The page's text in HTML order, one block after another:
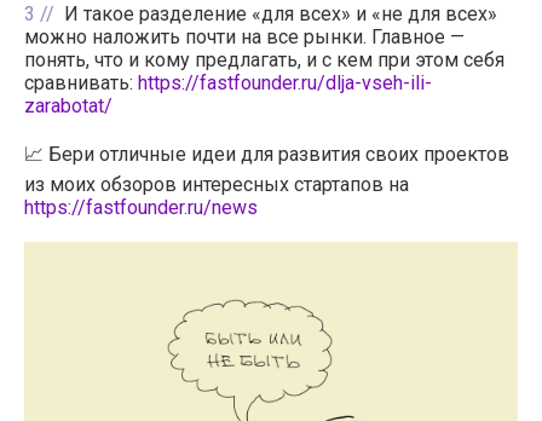
3
И такое разделение «для всех» и «не для всех»
можно наложить почти на все рынки. Главное —
понять, что и кому предлагать, и с кем при этом себя
сравнивать: https://fastfounder.ru/dlja-vseh-ili-
zarabotat/
📈 Бери отличные идеи для развития своих проектов
из моих обзоров интересных стартапов на
https://fastfounder.ru/news